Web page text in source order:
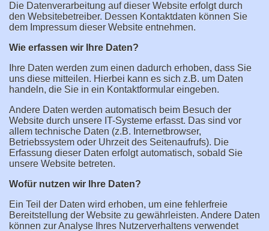
Die Datenverarbeitung auf dieser Website erfolgt durch
den Websitebetreiber. Dessen Kontaktdaten können Sie
dem Impressum dieser Website entnehmen.
Wie erfassen wir Ihre Daten?
Ihre Daten werden zum einen dadurch erhoben, dass Sie
uns diese mitteilen. Hierbei kann es sich z.B. um Daten
handeln, die Sie in ein Kontaktformular eingeben.
Andere Daten werden automatisch beim Besuch der
Website durch unsere IT-Systeme erfasst. Das sind vor
allem technische Daten (z.B. Internetbrowser,
Betriebssystem oder Uhrzeit des Seitenaufrufs). Die
Erfassung dieser Daten erfolgt automatisch, sobald Sie
unsere Website betreten.
Wofür nutzen wir Ihre Daten?
Ein Teil der Daten wird erhoben, um eine fehlerfreie
Bereitstellung der Website zu gewährleisten. Andere Daten
können zur Analyse Ihres Nutzerverhaltens verwendet